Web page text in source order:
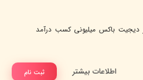
دیجیت باکس میلیونی کسب درآمد
ثبت نام اطلاعات بیشتر